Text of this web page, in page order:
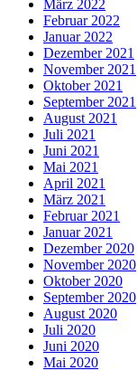
März 2022
Februar 2022
Januar 2022
Dezember 2021
November 2021
Oktober 2021
September 2021
August 2021
Juli 2021
Juni 2021
Mai 2021
April 2021
März 2021
Februar 2021
Januar 2021
Dezember 2020
November 2020
Oktober 2020
September 2020
August 2020
Juli 2020
Juni 2020
Mai 2020